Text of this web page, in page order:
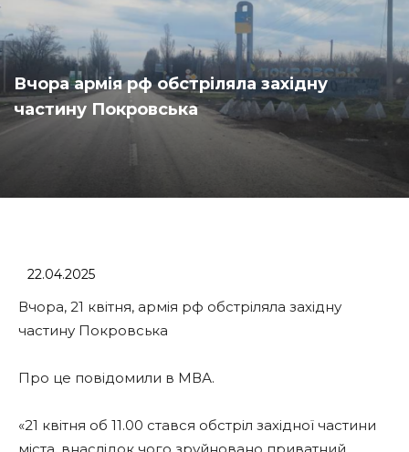
Вчора армія рф обстріляла західну
частину Покровська
22.04.2025
Вчора, 21 квітня, армія рф обстріляла західну
частину Покровська
Про це повідомили в МВА.
«21 квітня об 11.00 стався обстріл західної частини